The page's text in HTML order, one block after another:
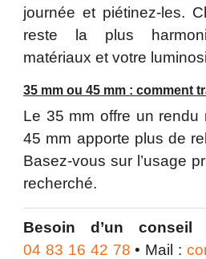
journée et piétinez-les.
reste la plus
matériaux et votre
35 mm ou 45 mm : comment
Le 35 mm offre un rendu
45 mm apporte plus de
Basez-vous sur l’usage
recherché.
Besoin d’un
04 83 16 42 78 • Mail :